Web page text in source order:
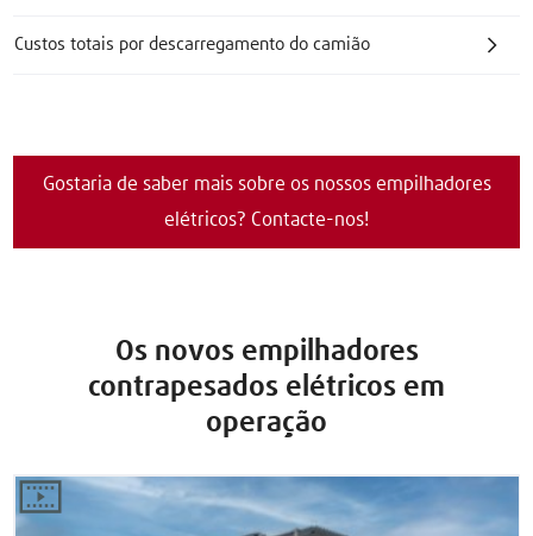
Custos totais por descarregamento do camião
Gostaria de saber mais sobre os nossos empilhadores
elétricos? Contacte-nos!
Os novos empilhadores
contrapesados elétricos em
operação